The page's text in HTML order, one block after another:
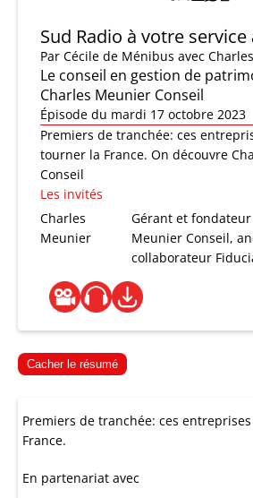
Sud Radio à votre service
Par Cécile de Ménibus avec
Le conseil en gestion de
Charles Meunier Conseil
Épisode du mardi 17 octobre 2023
Premiers de tranchée: ces
tourner la France. On découvre
Conseil
Les invités
Charles
Meunier
Gérant et
Meunier Conseil,
collaborateur
Cacher le résumé
Premiers de tranchée: ces
France.
En partenariat avec